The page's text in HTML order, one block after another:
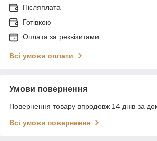
Післяплата
Готівкою
Оплата за реквізитами
Всі умови оплати
Умови повернення
Повернення товару впродовж 14 днів за
Всі умови повернення